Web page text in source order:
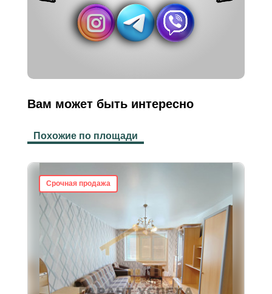
Вам может быть интересно
Похожие по площади
Срочная продажа